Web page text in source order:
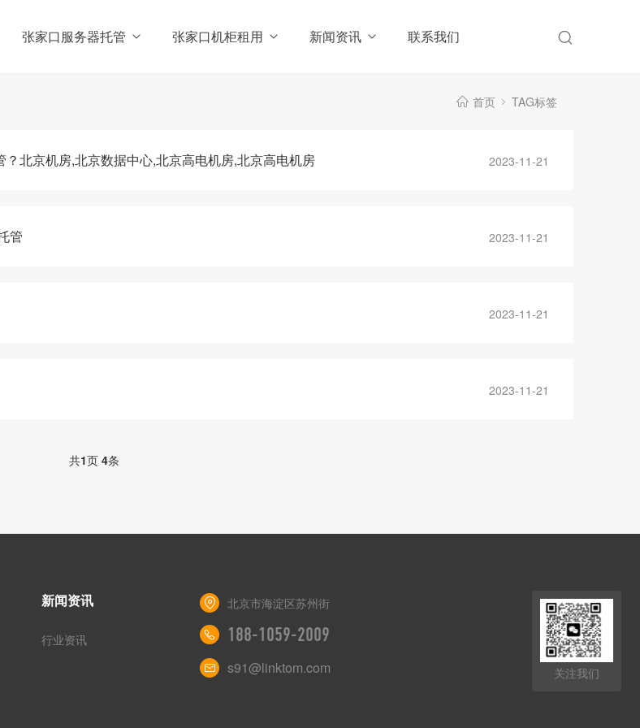
张家口服务器托管 张家口机柜租用 新闻资讯 联系我们
首页 TAG标签
北京机房,北京数据中心,北京高电机房,北京高电机房 2023-11-21
管 2023-11-21
2023-11-21
2023-11-21
共1页 4条
新闻资讯
行业资讯
北京市海淀区苏州街
188-1059-2009
s91@linktom.com 关注我们